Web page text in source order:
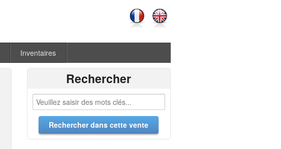
Inventaires
Rechercher